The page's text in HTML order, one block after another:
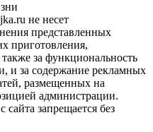
не несет
представленных
приготовления,
за функциональность
и за содержание рекламных
размещенных на
администрации.
запрещается без